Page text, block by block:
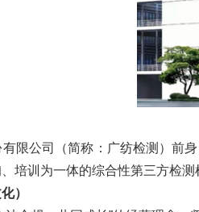
公司（简称：广纺检测）前身
培训为一体的综合性第三方检
）